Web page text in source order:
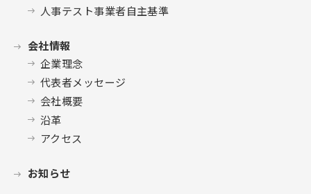
人事テスト事業者自主基準
会社情報
企業理念
代表者メッセージ
会社概要
沿革
アクセス
お知らせ